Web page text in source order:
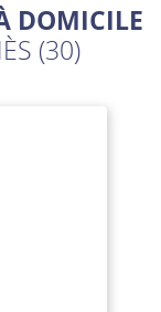
DOMICILE
(30)